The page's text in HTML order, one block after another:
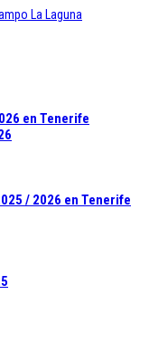
en Tenerife
/ 2026 en Tenerife